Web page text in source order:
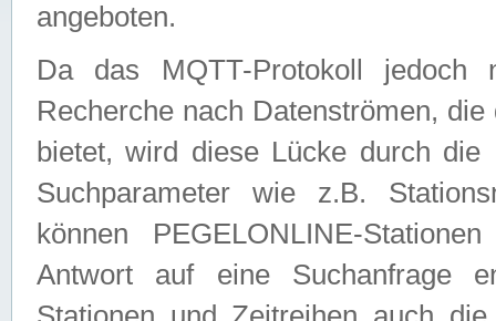
angeboten.
Da das MQTT-Protokoll jedoch
Recherche nach Datenströmen,
bietet, wird diese Lücke durch die
Suchparameter wie z.B.
können PEGELONLINE-
Antwort auf eine Suchanfrage